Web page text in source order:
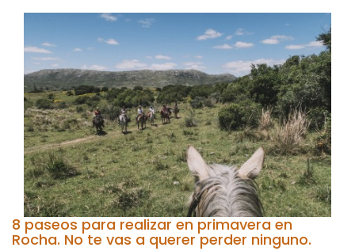
8 paseos para realizar en primavera en
Rocha. No te vas a querer perder ninguno.